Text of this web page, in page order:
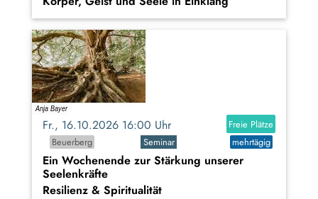
Fr., 16.10.2026 16:00 Uhr
Freie Plätze
Beuerberg
Seminar mehrtägig
Ein Wochenende zur Stärkung unserer
Seelenkräfte
Resilienz & Spiritualität